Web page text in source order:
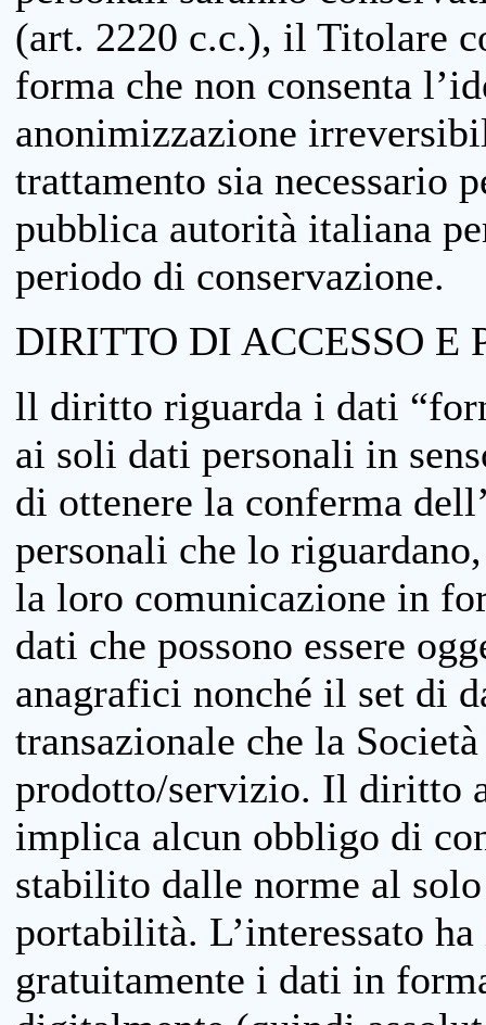
(art. 2220 c.c.), il Titolare
forma che non consenta
anonimizzazione
trattamento sia necessario
pubblica autorità italiana
periodo di conservazione.
DIRITTO DI ACCESSO
ll diritto riguarda i dati
ai soli dati personali in
di ottenere la conferma
personali che lo
la loro comunicazione in
dati che possono essere
anagrafici nonché il set di
transazionale che la
prodotto/servizio. Il diritto
implica alcun obbligo di
stabilito dalle norme al
portabilità. L’interessato
gratuitamente i dati in